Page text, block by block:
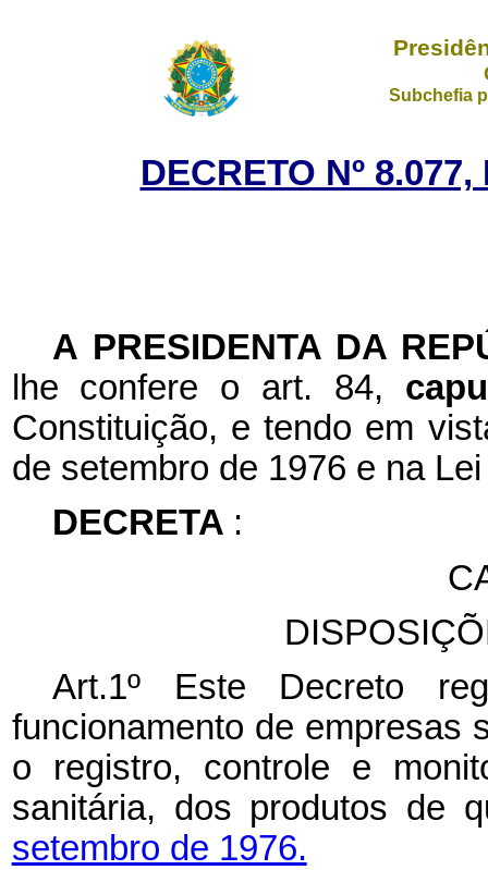
Subchefia
DECRETO Nº
A PRESIDENTA DA
lhe confere o art. 84,
Constituição, e tendo em
de setembro de 1976 e na
DECRETA :
Art.1º Este Decreto
funcionamento de empresas
o registro, controle e
sanitária, dos produtos de
setembro de 1976.